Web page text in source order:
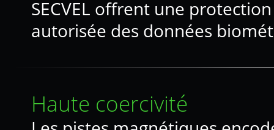
SECVEL offrent une
autorisée des données
Haute coercivité